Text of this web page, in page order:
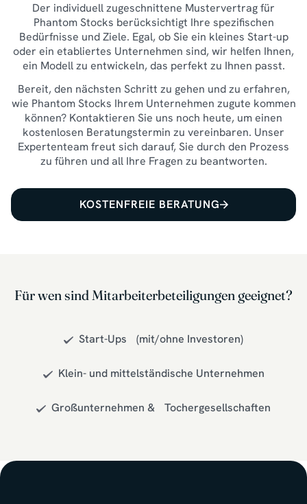
Der individuell zugeschnittene Mustervertrag für
Phantom Stocks berücksichtigt Ihre spezifischen
Bedürfnisse und Ziele. Egal, ob Sie ein kleines Start-up
oder ein etabliertes Unternehmen sind, wir helfen Ihnen,
ein Modell zu entwickeln, das perfekt zu Ihnen passt.
Bereit, den nächsten Schritt zu gehen und zu erfahren,
wie Phantom Stocks Ihrem Unternehmen zugute kommen
können? Kontaktieren Sie uns noch heute, um einen
kostenlosen Beratungstermin zu vereinbaren. Unser
Expertenteam freut sich darauf, Sie durch den Prozess
zu führen und all Ihre Fragen zu beantworten.
KOSTENFREIE BERATUNG
Für wen sind Mitarbeiterbeteiligungen geeignet?
Start-Ups (mit/ohne Investoren)
Klein- und mittelständische Unternehmen
Großunternehmen & Tochergesellschaften